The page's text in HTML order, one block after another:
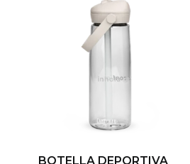
BOTELLA DEPORTIVA